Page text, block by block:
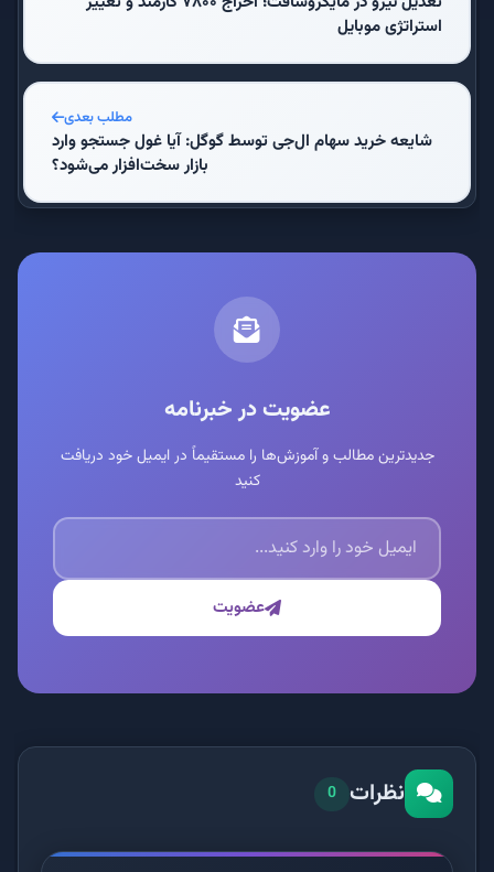
استراتژی موبایل
مطلب بعدی
شایعه خرید سهام ال‌جی توسط گوگل: آیا غول جستجو وارد
بازار سخت‌افزار می‌شود؟
عضویت در خبرنامه
جدیدترین مطالب و آموزش‌ها را مستقیماً در ایمیل خود دریافت
کنید
عضویت
نظرات 0